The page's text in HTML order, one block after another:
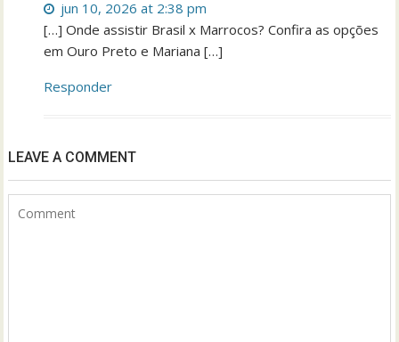
jun 10, 2026 at 2:38 pm
[…] Onde assistir Brasil x Marrocos? Confira as opções
em Ouro Preto e Mariana […]
Responder
LEAVE A COMMENT